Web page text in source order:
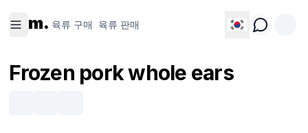
m. 육류 구매 육류 판매
매
매
Frozen pork whole ears